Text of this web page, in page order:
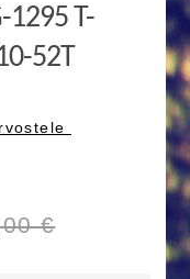
1295 T-
52T
€